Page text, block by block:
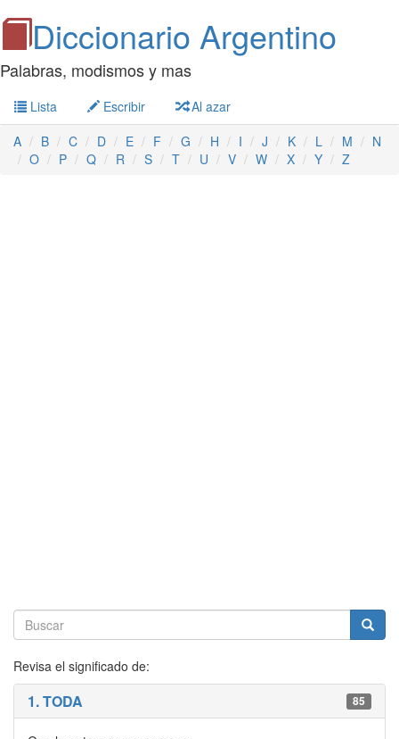
Diccionario Argentino
Palabras, modismos y mas
Lista Escribir
Al azar
A
B C D E F G H I J K L M
N
O
P Q R S T U V W X Y Z
Revisa el significado de:
1. TODA 85